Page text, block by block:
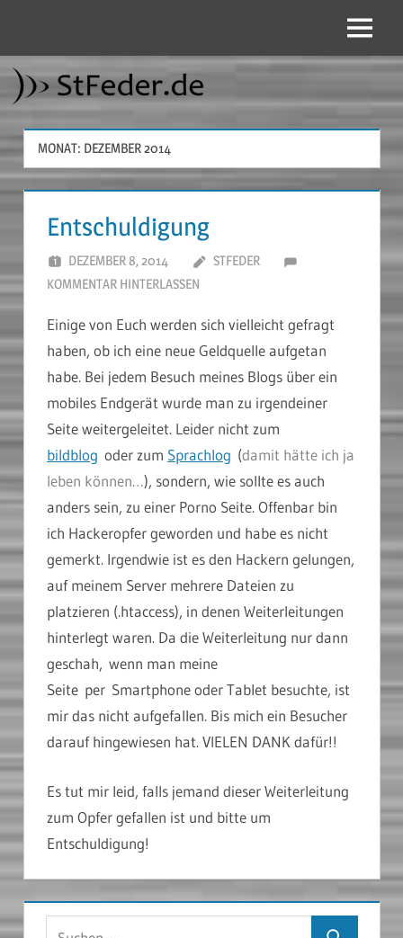
springen
Menü
MONAT: DEZEMBER 2014
Entschuldigung
DEZEMBER 8, 2014
STFEDER
KOMMENTAR HINTERLASSEN
Einige von Euch werden sich vielleicht gefragt
haben, ob ich eine neue Geldquelle aufgetan
habe. Bei jedem Besuch meines Blogs über ein
mobiles Endgerät wurde man zu irgendeiner
Seite weitergeleitet. Leider nicht zum
bildblog oder zum Sprachlog (damit hätte ich ja
leben können…), sondern, wie sollte es auch
anders sein, zu einer Porno Seite. Offenbar bin
ich Hackeropfer geworden und habe es nicht
gemerkt. Irgendwie ist es den Hackern gelungen,
auf meinem Server mehrere Dateien zu
platzieren (.htaccess), in denen Weiterleitungen
hinterlegt waren. Da die Weiterleitung nur dann
geschah, wenn man meine
Seite per Smartphone oder Tablet besuchte, ist
mir das nicht aufgefallen. Bis mich ein Besucher
darauf hingewiesen hat. VIELEN DANK dafür!!
Es tut mir leid, falls jemand dieser Weiterleitung
zum Opfer gefallen ist und bitte um
Entschuldigung!